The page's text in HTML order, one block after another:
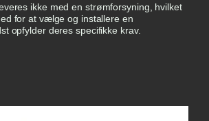
ikke med en strømforsyning, hvilket
for at vælge og installere en
opfylder deres specifikke krav.